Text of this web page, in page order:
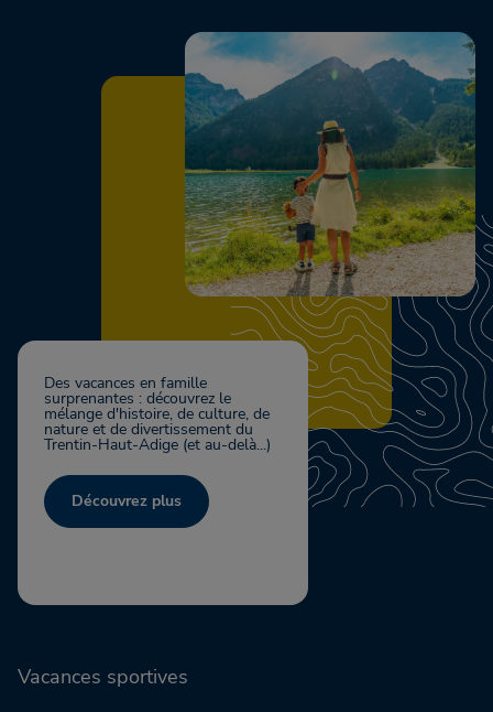
Des vacances en famille
surprenantes : découvrez le
mélange d'histoire, de culture, de
nature et de divertissement du
Trentin-Haut-Adige (et au-delà...)
Découvrez plus
Vacances sportives